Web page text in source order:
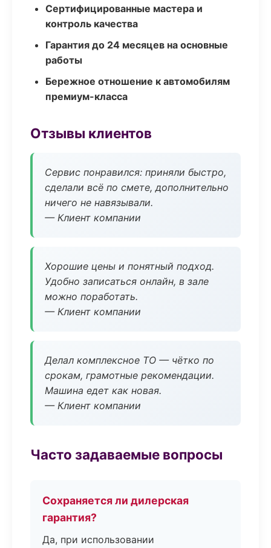
Сертифицированные мастера и
контроль качества
Гарантия до 24 месяцев на основные
работы
Бережное отношение к автомобилям
премиум-класса
Отзывы клиентов
Сервис понравился: приняли быстро,
сделали всё по смете, дополнительно
ничего не навязывали.
— Клиент компании
Хорошие цены и понятный подход.
Удобно записаться онлайн, в зале
можно поработать.
— Клиент компании
Делал комплексное ТО — чётко по
срокам, грамотные рекомендации.
Машина едет как новая.
— Клиент компании
Часто задаваемые вопросы
Сохраняется ли дилерская
гарантия?
Да, при использовании